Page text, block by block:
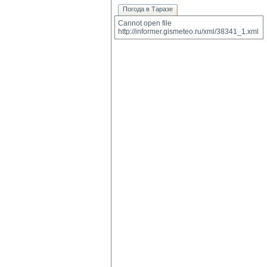
Погода в Таразе
Cannot open file
http://informer.gismeteo.ru/xml/38341_1.xml